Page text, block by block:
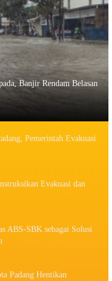
Banjir Rendam Belasan
Pemerintah Evakuasi
Evakuasi dan
ABS-SBK sebagai Solusi
Padang Hentikan